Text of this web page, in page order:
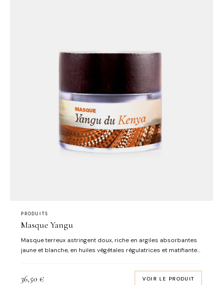
PRODUITS
Masque Yangu
Masque terreux astringent doux, riche en argiles absorbantes
jaune et blanche, en huiles végétales régulatrices et matifiantes
anti-bactérienne de tea tree. Contenance : 50 ml
36,50€ VOIR LE PRODUIT